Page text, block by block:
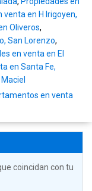
venta en H Irigoyen,
Oliveros,
San Lorenzo,
en venta en El
en Santa Fe,
en venta
coincidan con tu